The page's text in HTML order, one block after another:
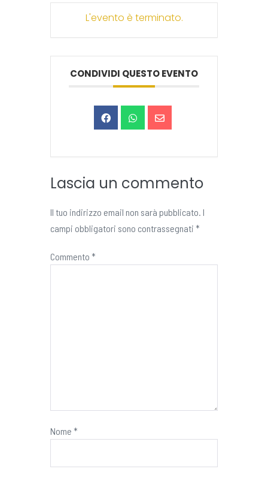
L'evento è terminato.
CONDIVIDI QUESTO EVENTO
Lascia un commento
Il tuo indirizzo email non sarà pubblicato. I
campi obbligatori sono contrassegnati *
Commento *
Nome *